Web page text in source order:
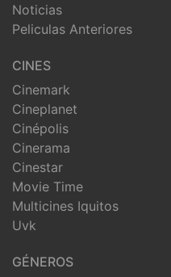
Noticias
Peliculas Anteriores
CINES
Cinemark
Cineplanet
Cinépolis
Cinerama
Cinestar
Movie Time
Multicines Iquitos
Uvk
GÉNEROS